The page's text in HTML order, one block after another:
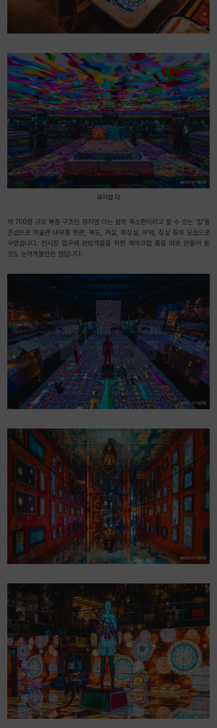
뮤지엄 다
약 700평 규모 복층 구조인 뮤지엄 다는 삶의 축소판이라고 할 수 있는 ‘집’을
콘셉트로 미술관 내부를 현관, 복도, 거실, 화장실, 부엌, 침실 등의 모습으로
꾸몄습니다. 전시장 입구에 관람객들을 위한 메이크업 룸을 따로 만들어 둔
것도 눈여겨볼만한 점입니다.